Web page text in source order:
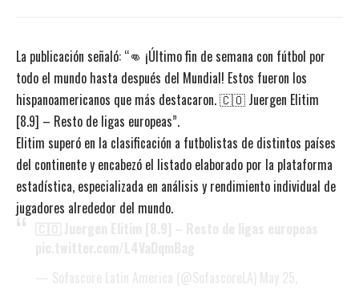
La publicación señaló: “👊 ¡Último fin de semana con fútbol por
todo el mundo hasta después del Mundial! Estos fueron los
hispanoamericanos que más destacaron. 🇨🇴 Juergen Elitim
[8.9] – Resto de ligas europeas”.
Elitim superó en la clasificación a futbolistas de distintos países
del continente y encabezó el listado elaborado por la plataforma
estadística, especializada en análisis y rendimiento individual de
jugadores alrededor del mundo.